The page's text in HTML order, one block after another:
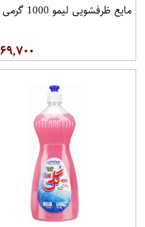
مایع ظرفشویی لیمو 1000 گرمی رویال
۶۹,۷۰۰